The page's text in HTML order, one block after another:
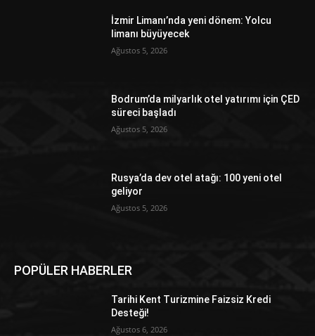
İzmir Limanı’nda yeni dönem: Yolcu
limanı büyüyecek
Ağustos 5, 2026
Bodrum’da milyarlık otel yatırımı için ÇED
süreci başladı
Ağustos 5, 2026
Rusya’da dev otel atağı: 100 yeni otel
geliyor
Ağustos 5, 2026
POPÜLER HABERLER
Tarihi Kent Turizmine Faizsiz Kredi
Desteği!
Ağustos 6, 2026